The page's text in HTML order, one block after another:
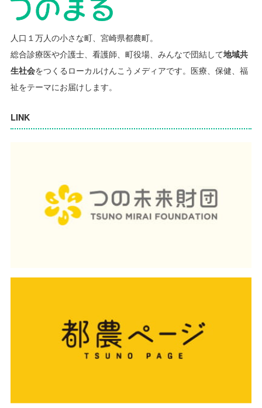
人口１万人の小さな町、宮崎県都農町。
総合診療医や介護士、看護師、町役場、みんなで団結して地域共
生社会をつくるローカルけんこうメディアです。 医療、保健、福
祉をテーマにお届けします。
LINK